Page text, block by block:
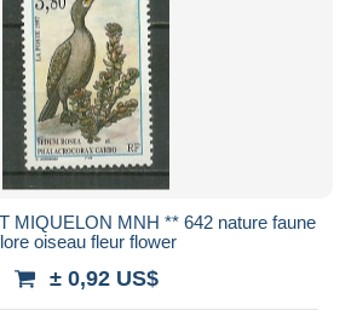
MIQUELON MNH ** 642 nature faune
oiseau fleur flower
± 0,92 US$